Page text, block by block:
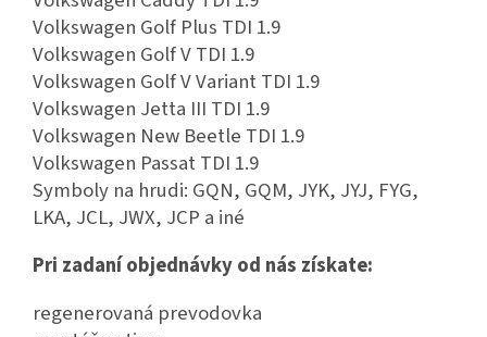
Volkswagen Golf Plus TDI 1.9
Volkswagen Golf V TDI 1.9
Volkswagen Golf V Variant TDI 1.9
Volkswagen Jetta III TDI 1.9
Volkswagen New Beetle TDI 1.9
Volkswagen Passat TDI 1.9
Symboly na hrudi: GQN, GQM, JYK, JYJ, FYG,
LKA, JCL, JWX, JCP a iné
Pri zadaní objednávky od nás získate:
regenerovaná prevodovka